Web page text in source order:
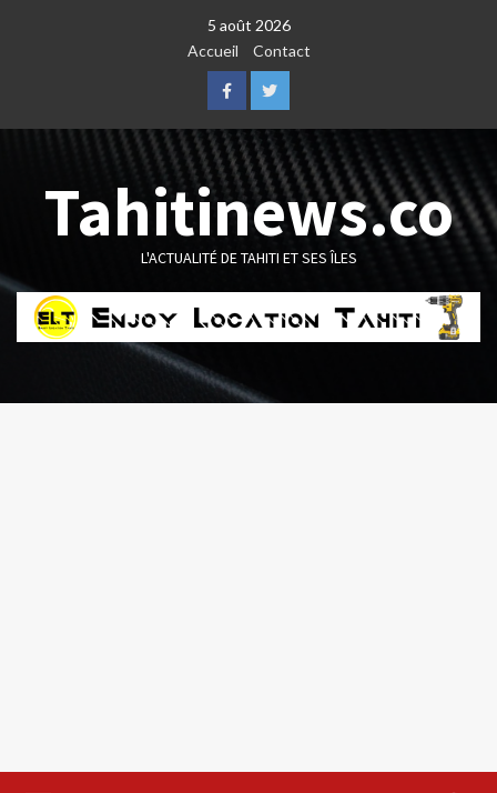
5 août 2026
Accueil
Contact
FacebookTwitter
Tahitinews.co
L'ACTUALITÉ DE TAHITI ET SES ÎLES